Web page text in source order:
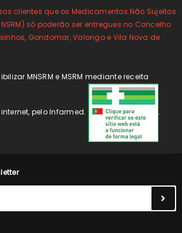
clientes que os Medicamentos Não Sujeitos
só poderão ser entregues no Concelho
Gondomar, Valongo e Vila Nova de
MNSRM e MSRM mediante receita
pelo Infarmed. .